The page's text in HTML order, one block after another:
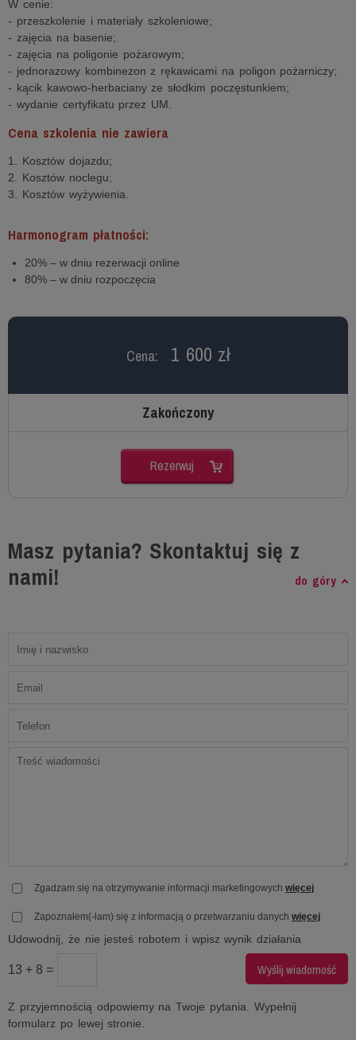
W cenie:
- przeszkolenie i materiały szkoleniowe;
- zajęcia na basenie;
- zajęcia na poligonie pożarowym;
- jednorazowy kombinezon z rękawicami na poligon pożarniczy;
- kącik kawowo-herbaciany ze słodkim poczęstunkiem;
- wydanie certyfikatu przez UM.
Cena szkolenia nie zawiera
1. Kosztów dojazdu;
2. Kosztów noclegu;
3. Kosztów wyżywienia.
Harmonogram płatności:
20% – w dniu rezerwacji online
80% – w dniu rozpoczęcia
Cena: 1 600 zł
Zakończony
Rezerwuj
Masz pytania? Skontaktuj się z
nami!
do góry
Zgadzam się na otrzymywanie informacji marketingowych więcej
Zapoznałem(-łam) się z informacją o przetwarzaniu danych więcej
Udowodnij, że nie jesteś robotem i wpisz wynik działania
13 + 8 =
Z przyjemnością odpowiemy na Twoje pytania. Wypełnij
formularz po lewej stronie.